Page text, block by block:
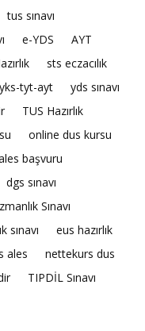
tus sınavı
e-YDS
AYT
sts eczacılık
yks-tyt-ayt
yds sınavı
TUS Hazırlık
online dus kursu
başvuru
dgs sınavı
Sınavı
sınavı
eus hazırlık
ales
nettekurs dus
TIPDİL Sınavı